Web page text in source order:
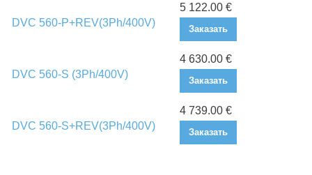
DVC 560-P+REV(3Ph/400V)
5 122.00 €
Заказать
DVC 560-S (3Ph/400V)
4 630.00 €
Заказать
DVC 560-S+REV(3Ph/400V)
4 739.00 €
Заказать